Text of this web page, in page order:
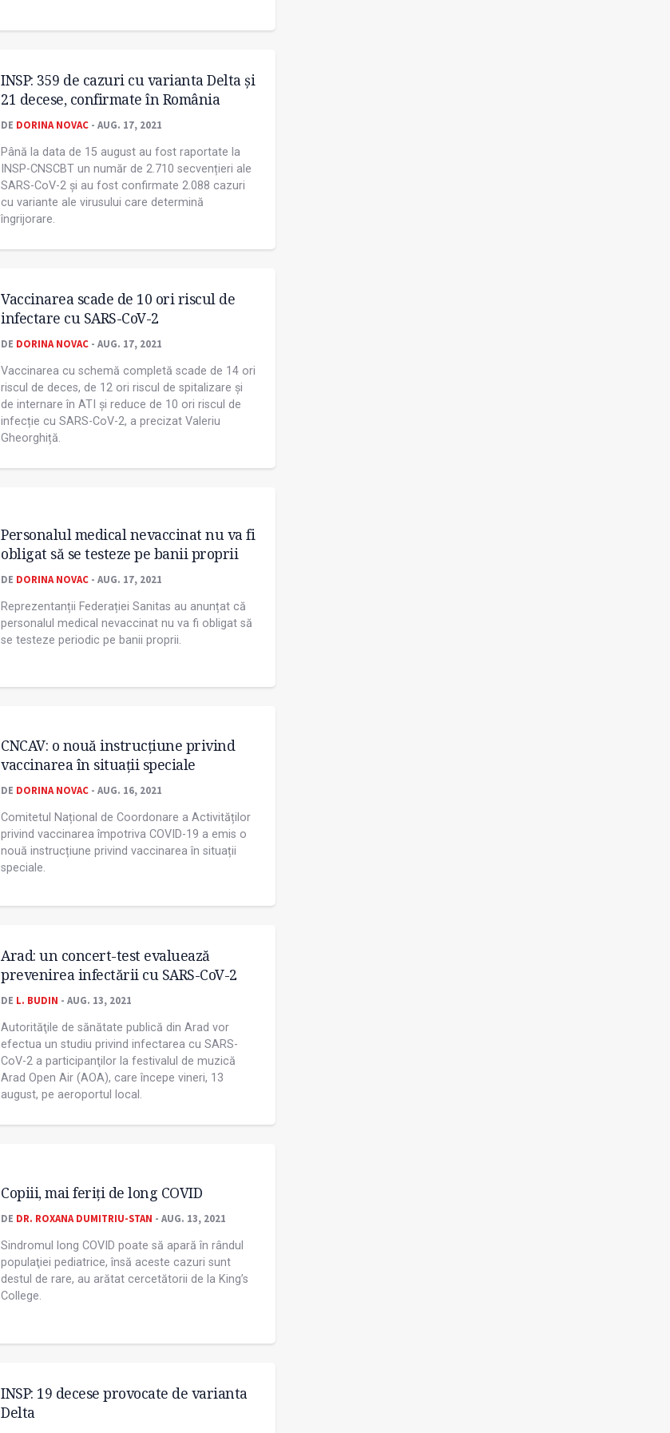
INSP: 359 de cazuri cu varianta Delta şi
21 decese, confirmate în România
DE DORINA NOVAC - AUG. 17, 2021
Până la data de 15 august au fost raportate la
INSP-CNSCBT un număr de 2.710 secvențieri ale
SARS-CoV-2 și au fost confirmate 2.088 cazuri
cu variante ale virusului care determină
îngrijorare.
Vaccinarea scade de 10 ori riscul de
infectare cu SARS-CoV-2
DE DORINA NOVAC - AUG. 17, 2021
Vaccinarea cu schemă completă scade de 14 ori
riscul de deces, de 12 ori riscul de spitalizare și
de internare în ATI și reduce de 10 ori riscul de
infecție cu SARS-CoV-2, a precizat Valeriu
Gheorghiță.
Personalul medical nevaccinat nu va fi
obligat să se testeze pe banii proprii
DE DORINA NOVAC - AUG. 17, 2021
Reprezentanții Federației Sanitas au anunțat că
personalul medical nevaccinat nu va fi obligat să
se testeze periodic pe banii proprii.
CNCAV: o nouă instrucţiune privind
vaccinarea în situaţii speciale
DE DORINA NOVAC - AUG. 16, 2021
Comitetul Național de Coordonare a Activităților
privind vaccinarea împotriva COVID-19 a emis o
nouă instrucțiune privind vaccinarea în situații
speciale.
Arad: un concert-test evaluează
prevenirea infectării cu SARS-CoV-2
DE L. BUDIN - AUG. 13, 2021
Autorităţile de sănătate publică din Arad vor
efectua un studiu privind infectarea cu SARS-
CoV-2 a participanţilor la festivalul de muzică
Arad Open Air (AOA), care începe vineri, 13
august, pe aeroportul local.
Copiii, mai feriţi de long COVID
DE DR. ROXANA DUMITRIU-STAN - AUG. 13, 2021
Sindromul long COVID poate să apară în rândul
populaţiei pediatrice, însă aceste cazuri sunt
destul de rare, au arătat cercetătorii de la King’s
College.
INSP: 19 decese provocate de varianta
Delta